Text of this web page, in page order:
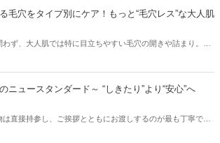
ので、この時期の紫外線こそ要注意！また紫外線を浴びるこ
ができてしまった部分は、シワのリスクにつながるなどの肌
アのためにも重要です。今回は、そんな大人の肌ケアには欠
毛穴をタイプ別にケア！もっと“毛穴レス”な大人肌
わず、大人肌では特に目立ちやすい毛穴の開きや詰まり。夏
と、皮脂が酸化し黒ずみの原因に。特に、40代以降の大人の
るみ毛穴からシワになってしまう恐れも……。今回は、大人
。
ニュースタンダード～ “しきたり”より“安心”へ
は直接持参し、ご挨拶とともにお渡しするのが最も丁寧で